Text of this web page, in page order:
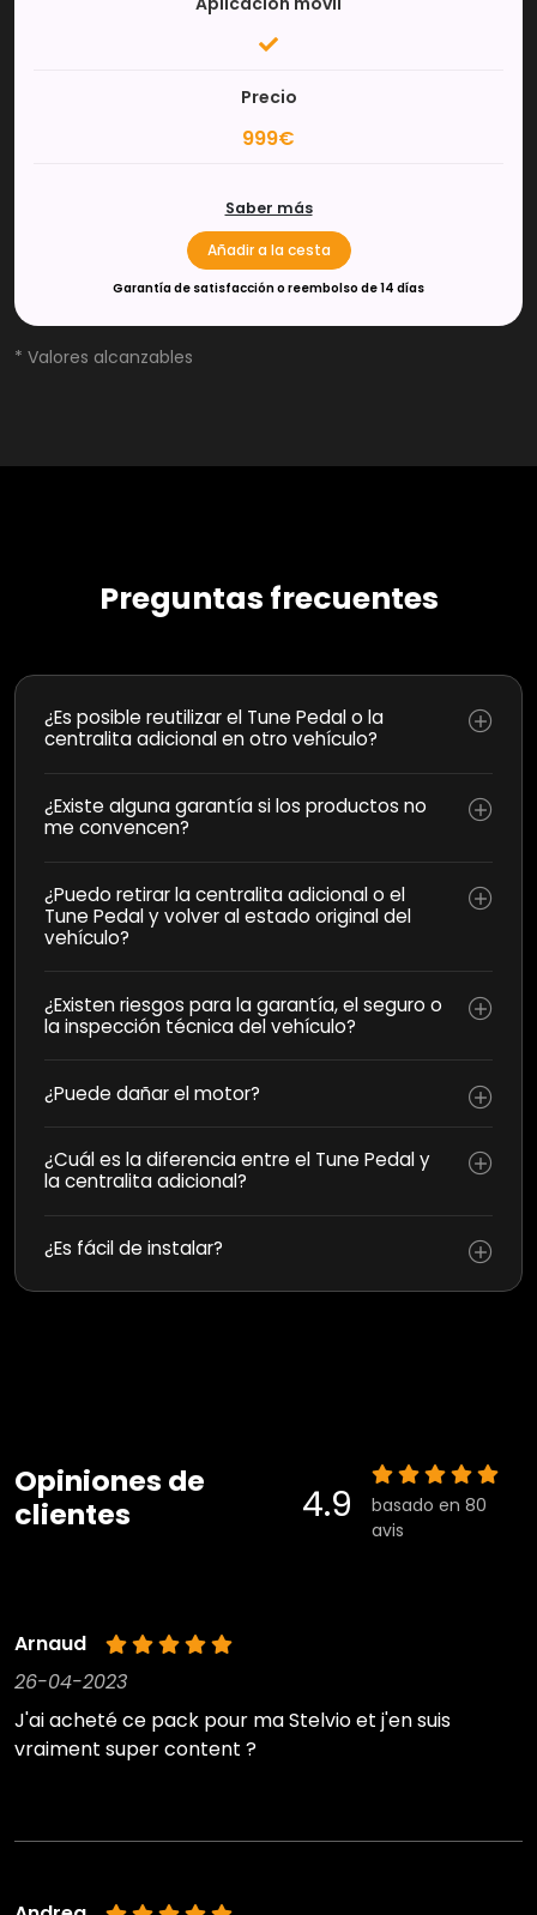
Precio
999€
Saber más
Añadir a la cesta
Garantía de satisfacción o reembolso de 14 días
* Valores alcanzables
Preguntas frecuentes
¿Es posible reutilizar el Tune Pedal o la
centralita adicional en otro vehículo?
¿Existe alguna garantía si los productos no
me convencen?
¿Puedo retirar la centralita adicional o el
Tune Pedal y volver al estado original del
vehículo?
¿Existen riesgos para la garantía, el seguro o
la inspección técnica del vehículo?
¿Puede dañar el motor?
¿Cuál es la diferencia entre el Tune Pedal y
la centralita adicional?
¿Es fácil de instalar?
Opiniones de
clientes
4.9
basado en 80
avis
Arnaud
26-04-2023
J'ai acheté ce pack pour ma Stelvio et j'en suis
vraiment super content ?